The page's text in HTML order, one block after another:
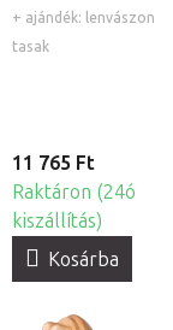
maderoterápiás
készlet, 4db
+ ajándék: lenvászon
tasak
11 765 Ft
Raktáron (24ó
kiszállítás)
Kosárba